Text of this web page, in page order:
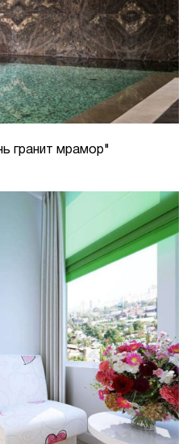
гранит мрамор"